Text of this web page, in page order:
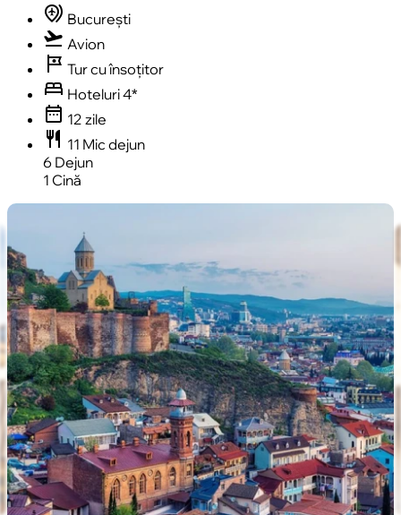
multiple_airports București
flight_takeoff Avion
tour Tur cu însoțitor
bed Hoteluri 4*
date_range 12 zile
restaurant 11 Mic dejun
6 Dejun
1 Cină